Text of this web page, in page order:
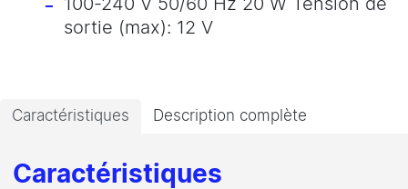
100-240 V 50/60 Hz 20 W Tension de
sortie (max): 12 V
Caractéristiques Description complète
Caractéristiques